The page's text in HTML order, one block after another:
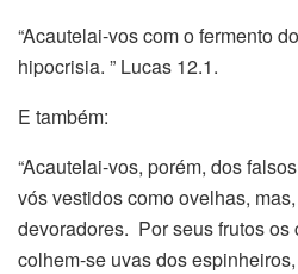
“Acautelai-vos com o fermento
hipocrisia. ” Lucas 12.1.
E também:
“Acautelai-vos, porém, dos
vós vestidos como ovelhas,
devoradores. Por seus frutos
colhem-se uvas dos